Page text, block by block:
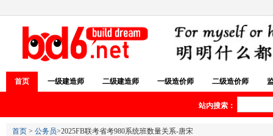
首页 一级建造师 二级建造师 一级造价师 二级造价师
站内搜索：
首页 > 公务员>2025FB联考省考980系统班数量关系-唐宋